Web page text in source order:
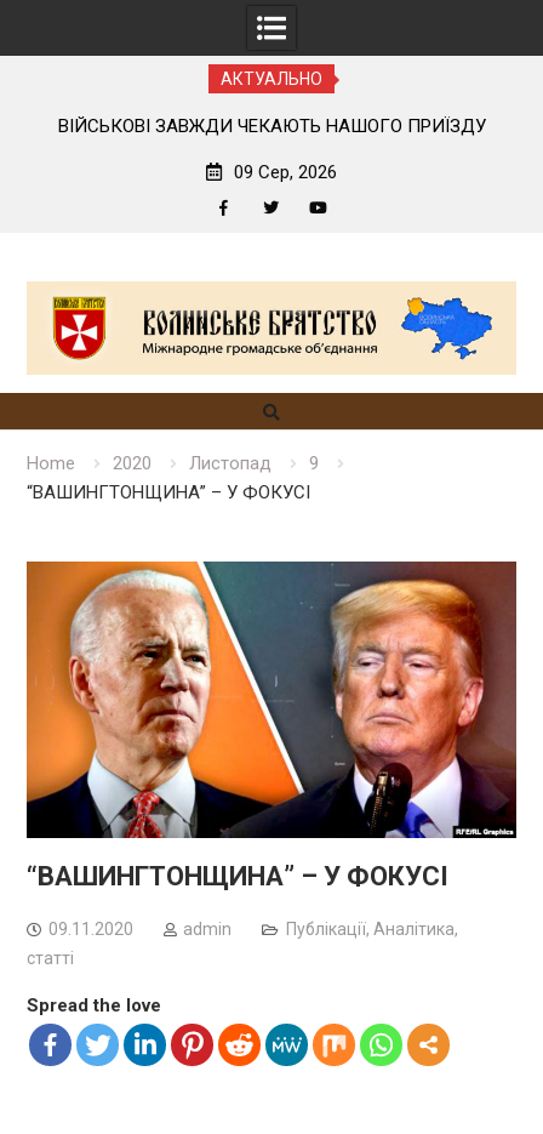
АКТУАЛЬНО
ЗАВЖДИ ЧЕКАЮТЬ НАШОГО ПРИЇЗДУ
09 Сер, 2026
content
Home 2020 Листопад
9
“ВАШИНГТОНЩИНА” – У ФОКУСІ
“ВАШИНГТОНЩИНА” – У ФОКУСІ
09.11.2020 admin Публікації, Аналітика,
статті
Spread the love